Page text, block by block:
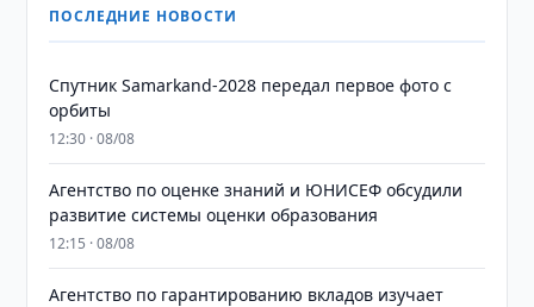
ПОСЛЕДНИЕ НОВОСТИ
Спутник Samarkand-2028 передал первое фото с
орбиты
12:30 · 08/08
Агентство по оценке знаний и ЮНИСЕФ обсудили
развитие системы оценки образования
12:15 · 08/08
Агентство по гарантированию вкладов изучает